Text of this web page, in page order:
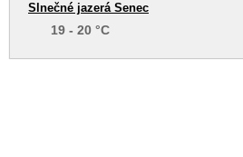
Slnečné jazerá Senec
19 - 20 °C